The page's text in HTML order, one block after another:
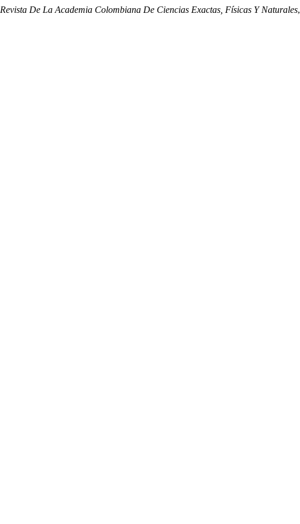
Revista De La Academia Colombiana De Ciencias Exactas, Físicas Y Naturales,